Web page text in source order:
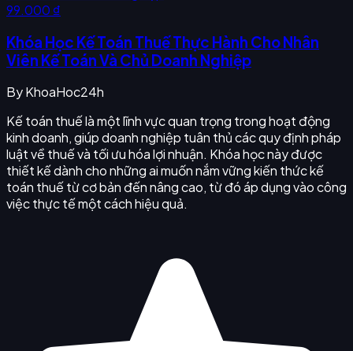
99.000 ₫
Khóa Học Kế Toán Thuế Thực Hành Cho Nhân
Viên Kế Toán Và Chủ Doanh Nghiệp
ByKhoaHoc24h
Kế toán thuế là một lĩnh vực quan trọng trong hoạt động
kinh doanh, giúp doanh nghiệp tuân thủ các quy định pháp
luật về thuế và tối ưu hóa lợi nhuận. Khóa học này được
thiết kế dành cho những ai muốn nắm vững kiến thức kế
toán thuế từ cơ bản đến nâng cao, từ đó áp dụng vào công
việc thực tế một cách hiệu quả.